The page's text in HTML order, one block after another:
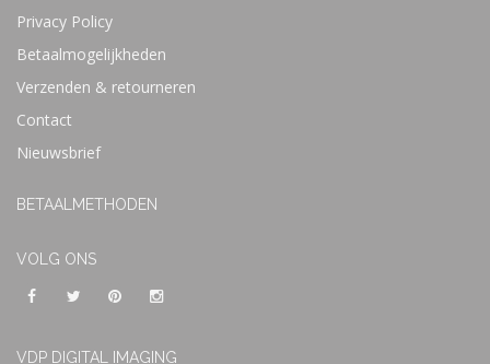
Privacy Policy
Betaalmogelijkheden
Verzenden & retourneren
Contact
Nieuwsbrief
BETAALMETHODEN
VOLG ONS
VDP DIGITAL IMAGING